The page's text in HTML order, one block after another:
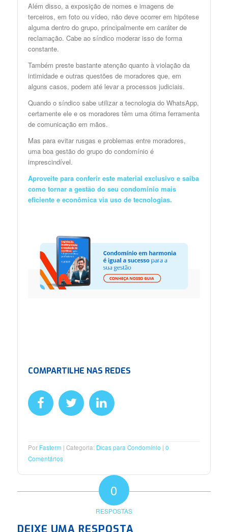
Além disso, a exposição de nomes e imagens de
terceiros, em foto ou vídeo, não deve ocorrer em hipótese
alguma dentro do grupo, principalmente em caráter de
reclamação. Cabe ao síndico moderar isso de forma
constante.
Também preste bastante atenção quanto à violação da
intimidade e outras questões de moradores que, em
alguns casos, podem até levar a processos judiciais.
Quando o síndico sabe utilizar a tecnologia do WhatsApp,
certamente ele e os moradores têm uma ótima ferramenta
de comunicação em mãos.
Mas para evitar rusgas e problemas entre moradores,
uma boa gestão do grupo do condomínio é
imprescindível.
Aproveite para conferir este material exclusivoe saiba
como tornar a gestão do seu condomínio mais
eficiente e econômica via uso de tecnologias.
COMPARTILHE NAS REDES
Por Fasterm Categoria: Dicas para Condomínio
0
Comentários
0
RESPOSTAS